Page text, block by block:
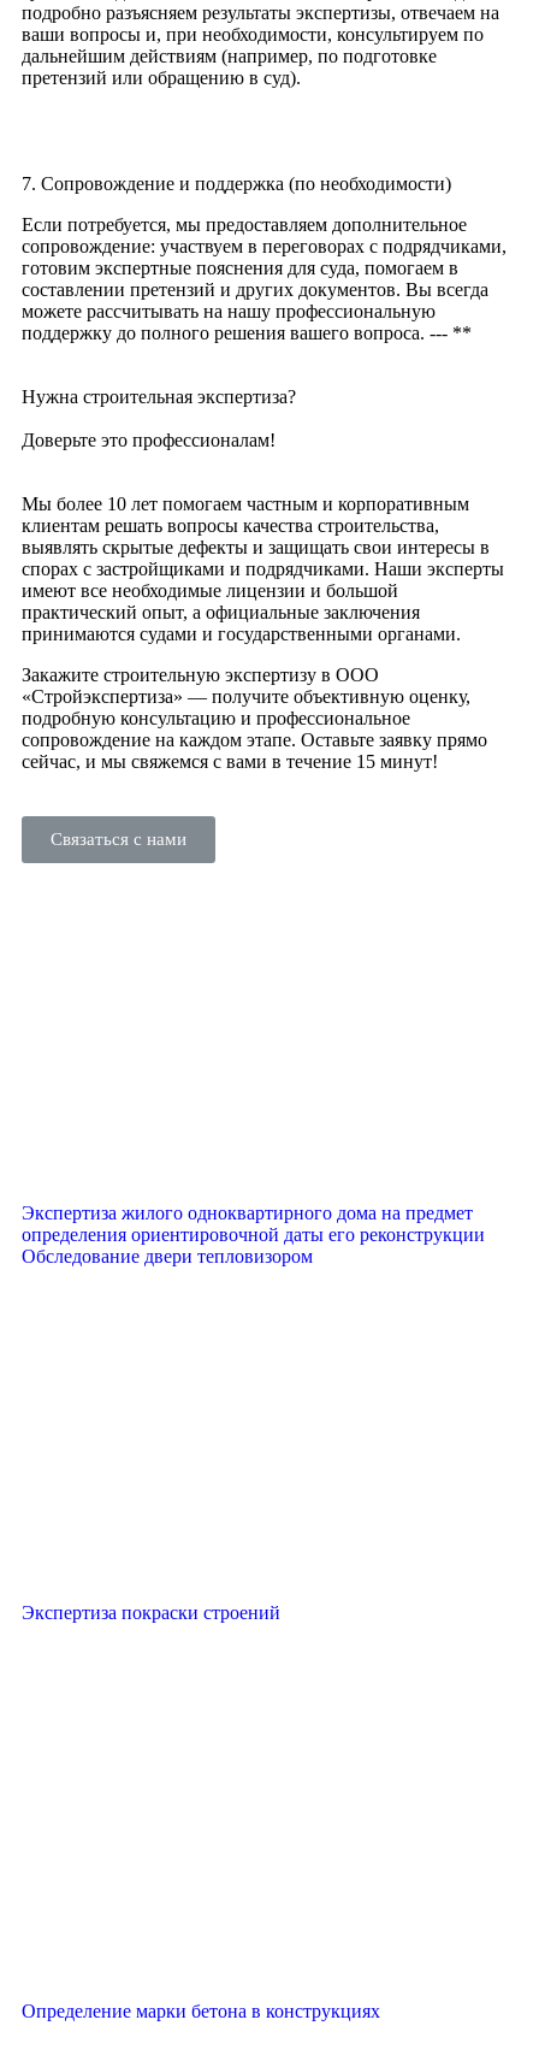
подробно разъясняем результаты экспертизы, отвечаем на
ваши вопросы и, при необходимости, консультируем по
дальнейшим действиям (например, по подготовке
претензий или обращению в суд).
7. Сопровождение и поддержка (по необходимости)
Если потребуется, мы предоставляем дополнительное
сопровождение: участвуем в переговорах с подрядчиками,
готовим экспертные пояснения для суда, помогаем в
составлении претензий и других документов. Вы всегда
можете рассчитывать на нашу профессиональную
поддержку до полного решения вашего вопроса. --- **
Нужна строительная экспертиза?
Доверьте это профессионалам!
Мы более 10 лет помогаем частным и корпоративным
клиентам решать вопросы качества строительства,
выявлять скрытые дефекты и защищать свои интересы в
спорах с застройщиками и подрядчиками. Наши эксперты
имеют все необходимые лицензии и большой
практический опыт, а официальные заключения
принимаются судами и государственными органами.
Закажите строительную экспертизу в ООО
«Стройэкспертиза» — получите объективную оценку,
подробную консультацию и профессиональное
сопровождение на каждом этапе. Оставьте заявку прямо
сейчас, и мы свяжемся с вами в течение 15 минут!
Связаться с нами
Экспертиза жилого одноквартирного дома на предмет
определения ориентировочной даты его реконструкции
Обследование двери тепловизором
Экспертиза покраски строений
Определение марки бетона в конструкциях